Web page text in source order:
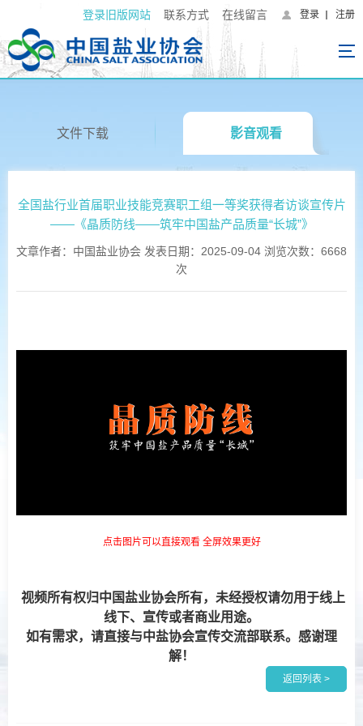
登录旧版网站 联系方式 在线留言 登录 注册
文件下载 影音观看
全国盐行业首届职业技能竞赛职工组一等奖获得者访谈宣传片
——《晶质防线——筑牢中国盐产品质量“长城”》
文章作者：中国盐业协会 发表日期：2025-09-04 浏览次数：6668
次
点击图片可以直接观看 全屏效果更好
视频所有权归中国盐业协会所有，未经授权请勿用于线上
线下、宣传或者商业用途。
如有需求，请直接与中盐协会宣传交流部联系。感谢理
解！
返回列表 >